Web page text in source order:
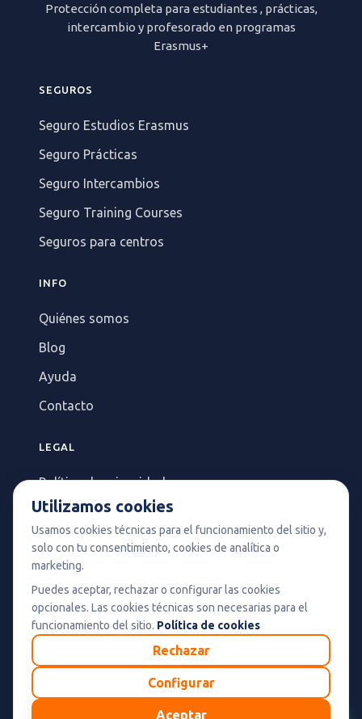
Protección completa para estudiantes , prácticas,
intercambio y profesorado en programas
Erasmus+
SEGUROS
Seguro Estudios Erasmus
Seguro Prácticas
Seguro Intercambios
Seguro Training Courses
Seguros para centros
INFO
Quiénes somos
Blog
Ayuda
Contacto
LEGAL
Política de privacidad
Términos y Condiciones
Política de Cookies
Pólitica de Cancelación Seguros Erasmus
PAGOS SEGUROS
Pagos protegidos con cifrado SSL y tecnología segura.
Lun-Mar-Mié-Jue-Vie-Sáb 09:00–18:00
Utilizamos cookies
Usamos cookies técnicas para el funcionamiento del sitio y,
solo con tu consentimiento, cookies de analítica o
marketing.
Puedes aceptar, rechazar o configurar las cookies
opcionales. Las cookies técnicas son necesarias para el
funcionamiento del sitio. Política de cookies
Rechazar
Configurar
Aceptar